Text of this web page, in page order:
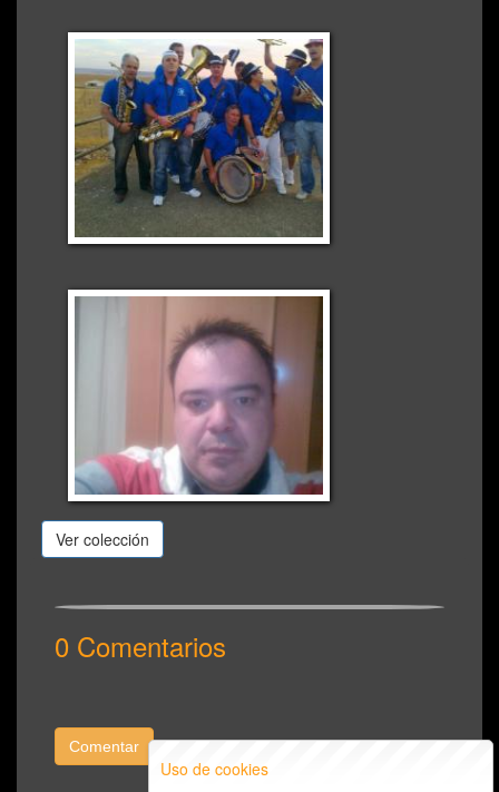
Ver colección
0 Comentarios
Comentar
Uso de cookies